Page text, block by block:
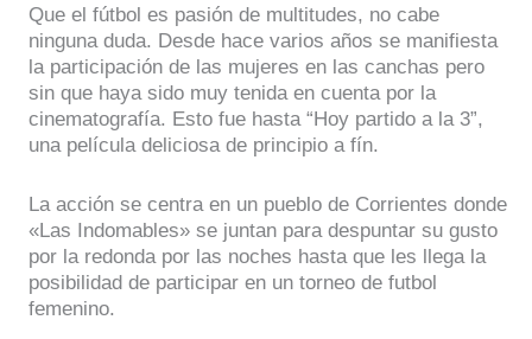
Que el fútbol es pasión de multitudes, no cabe
ninguna duda. Desde hace varios años se manifiesta
la participación de las mujeres en las canchas pero
sin que haya sido muy tenida en cuenta por la
cinematografía. Esto fue hasta “Hoy partido a la 3”,
una película deliciosa de principio a fín.
La acción se centra en un pueblo de Corrientes donde
«Las Indomables» se juntan para despuntar su gusto
por la redonda por las noches hasta que les llega la
posibilidad de participar en un torneo de futbol
femenino.